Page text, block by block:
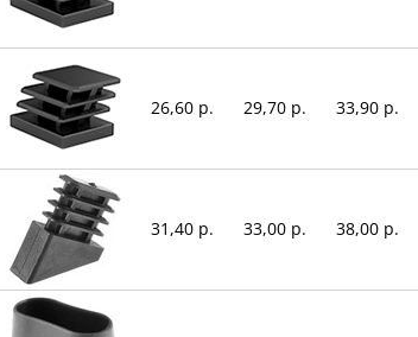
26,60 р. 29,70 р. 33,90 р.
31,40 р. 33,00 р. 38,00 р.